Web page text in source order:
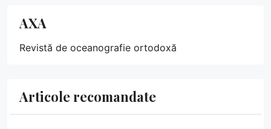
AXA
Revistă de oceanografie ortodoxă
Articole recomandate